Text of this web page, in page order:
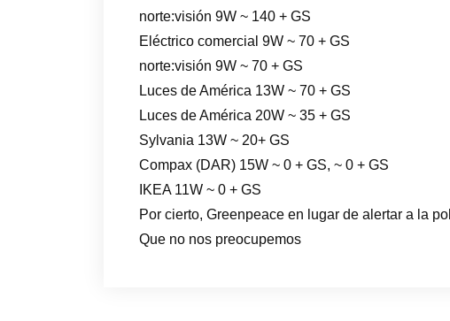
norte:visión 9W ~ 140 + GS
Eléctrico comercial 9W ~ 70 + GS
norte:visión 9W ~ 70 + GS
Luces de América 13W ~ 70 + GS
Luces de América 20W ~ 35 + GS
Sylvania 13W ~ 20+ GS
Compax (DAR) 15W ~ 0 + GS, ~ 0 + GS
IKEA 11W ~ 0 + GS
Por cierto, Greenpeace en lugar de alertar a la
Que no nos preocupemos